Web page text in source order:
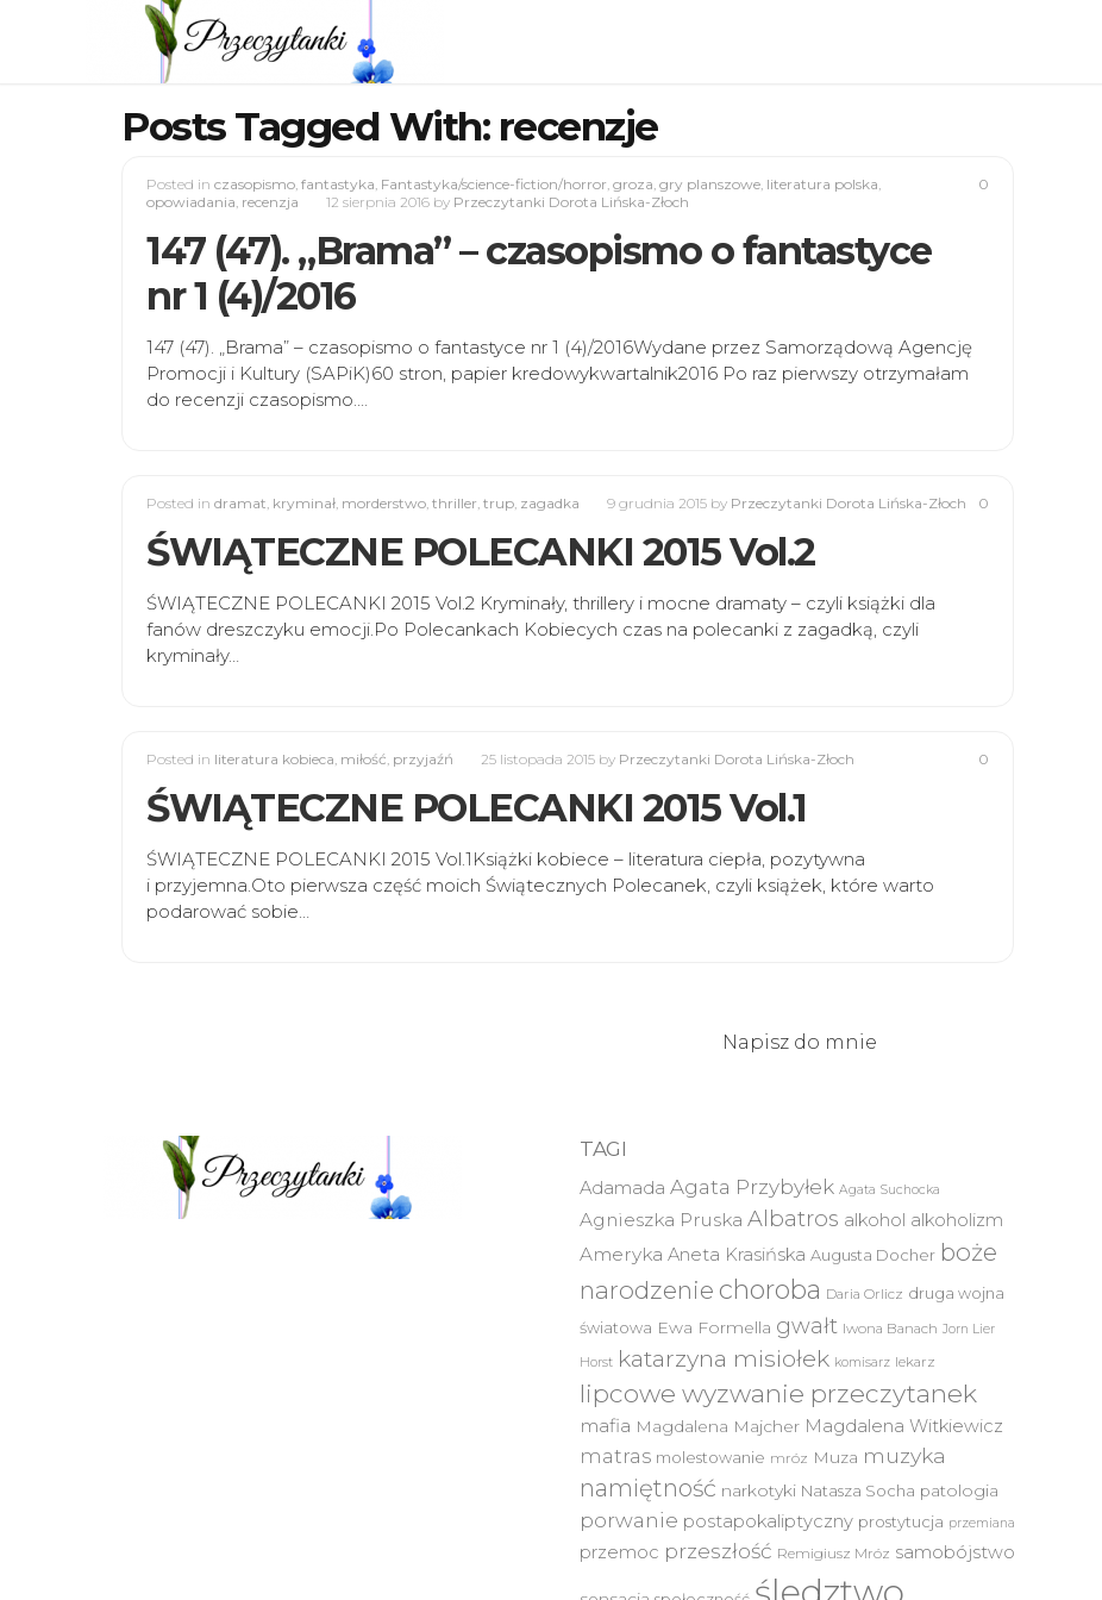
Posts Tagged With: recenzje
0
Posted in czasopismo, fantastyka, Fantastyka/science-fiction/horror, groza, gry planszowe, literatura polska,
opowiadania, recenzja 12 sierpnia 2016 by Przeczytanki Dorota Lińska-Złoch
147 (47). „Brama” – czasopismo o fantastyce
nr 1 (4)/2016
147 (47). „Brama” – czasopismo o fantastyce nr 1 (4)/2016Wydane przez Samorządową Agencję
Promocji i Kultury (SAPiK)60 stron, papier kredowykwartalnik2016 Po raz pierwszy otrzymałam
do recenzji czasopismo.…
0
Posted in dramat, kryminał, morderstwo, thriller, trup, zagadka 9 grudnia 2015 by Przeczytanki Dorota Lińska-Złoch
ŚWIĄTECZNE POLECANKI 2015 Vol.2
ŚWIĄTECZNE POLECANKI 2015 Vol.2 Kryminały, thrillery i mocne dramaty – czyli książki dla
fanów dreszczyku emocji.Po Polecankach Kobiecych czas na polecanki z zagadką, czyli
kryminały…
0
Posted in literatura kobieca, miłość, przyjaźń 25 listopada 2015 by Przeczytanki Dorota Lińska-Złoch
ŚWIĄTECZNE POLECANKI 2015 Vol.1
ŚWIĄTECZNE POLECANKI 2015 Vol.1Książki kobiece – literatura ciepła, pozytywna
i przyjemna.Oto pierwsza część moich Świątecznych Polecanek, czyli książek, które warto
podarować sobie…
Napisz do mnie
TAGI
Adamada Agata Przybyłek Agata Suchocka
Agnieszka Pruska Albatros alkohol alkoholizm
Ameryka Aneta Krasińska Augusta Docher boże
narodzenie choroba Daria Orlicz druga wojna
światowa Ewa Formella gwałt Iwona Banach Jorn Lier
Horst katarzyna misiołek komisarz lekarz
lipcowe wyzwanie przeczytanek
mafia Magdalena Majcher Magdalena Witkiewicz
matras molestowanie mróz Muza muzyka
namiętność narkotyki Natasza Socha patologia
porwanie postapokaliptyczny prostytucja przemiana
przemoc przeszłość Remigiusz Mróz samobójstwo